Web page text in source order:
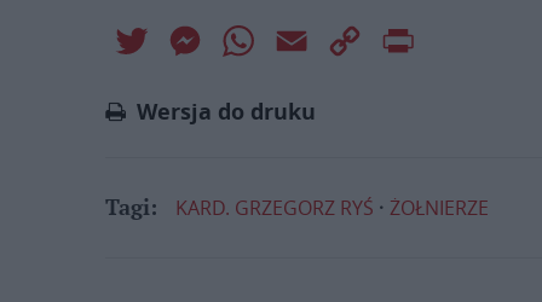
Twitter MessengerWhatsApp
Email
Copy
Wersja do druku
Tagi: KARD. GRZEGORZ RYŚ ŻOŁNIERZE